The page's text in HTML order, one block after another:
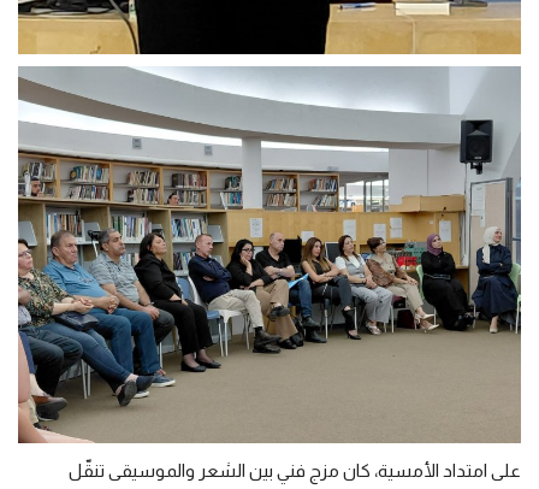
على امتداد الأمسية، كان مزج فني بين الشعر والموسيقى تنقّل